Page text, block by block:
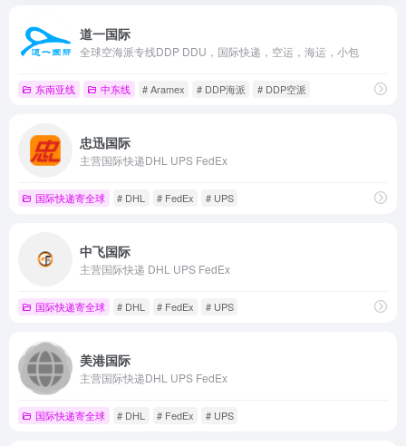
道一国际
全球空海派专线DDP DDU，国际快递，空运，海运，小包
东南亚线 中东线 # Aramex # DDP海派 # DDP空派
忠迅国际
主营国际快递DHL UPS FedEx
国际快递寄全球 # DHL # FedEx # UPS
中飞国际
主营国际快递 DHL UPS FedEx
国际快递寄全球 # DHL # FedEx # UPS
美港国际
主营国际快递DHL UPS FedEx
国际快递寄全球 # DHL # FedEx # UPS